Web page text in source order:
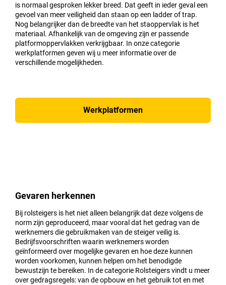
is normaal gesproken lekker breed. Dat geeft in ieder geval een
gevoel van meer veiligheid dan staan op een ladder of trap.
Nog belangrijker dan de breedte van het staoppervlak is het
materiaal. Afhankelijk van de omgeving zijn er passende
platformoppervlakken verkrijgbaar. In onze categorie
werkplatformen geven wij u meer informatie over de
verschillende mogelijkheden.
Werkplatformen
Gevaren herkennen
Bij rolsteigers is het niet alleen belangrijk dat deze volgens de
norm zijn geproduceerd, maar vooral dat het gedrag van de
werknemers die gebruikmaken van de steiger veilig is.
Bedrijfsvoorschriften waarin werknemers worden
geïnformeerd over mogelijke gevaren en hoe deze kunnen
worden voorkomen, kunnen helpen om het benodigde
bewustzijn te bereiken. In de categorie Rolsteigers vindt u meer
over gedragsregels: van de opbouw en het gebruik tot en met